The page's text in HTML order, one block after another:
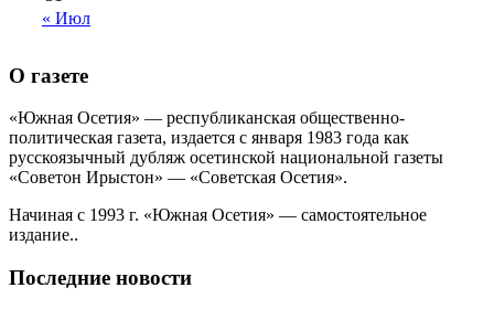
« Июл
О газете
«Южная Осетия» — республиканская общественно-
политическая газета, издается с января 1983 года как
русскоязычный дубляж осетинской национальной газеты
«Советон Ирыстон» — «Советская Осетия».
Начиная с 1993 г. «Южная Осетия» — самостоятельное
издание..
Последние новости